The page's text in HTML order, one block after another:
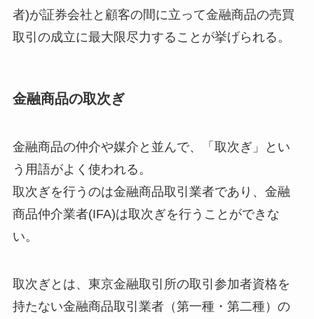
者)が証券会社と顧客の間に立って金融商品の売買
取引の成立に最大限尽力することが挙げられる。
金融商品の取次ぎ
金融商品の仲介や媒介と並んで、「取次ぎ」とい
う用語がよく使われる。
取次ぎを行うのは金融商品取引業者であり、金融
商品仲介業者(IFA)は取次ぎを行うことができな
い。
取次ぎとは、東京金融取引所の取引参加者資格を
持たない金融商品取引業者（第一種・第二種）の